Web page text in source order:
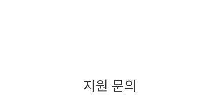
지원 문의